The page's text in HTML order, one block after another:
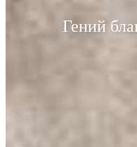
Гений